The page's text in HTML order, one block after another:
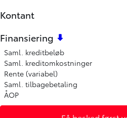
Kontant
Finansiering
Saml. kreditbeløb
Saml. kreditomkostninger
Rente (variabel)
Saml. tilbagebetaling
ÅOP